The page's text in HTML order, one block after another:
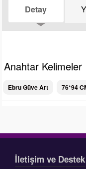
Detay
Anahtar Kelimeler
Ebru Güve Art 76*94
İletişim ve Destek